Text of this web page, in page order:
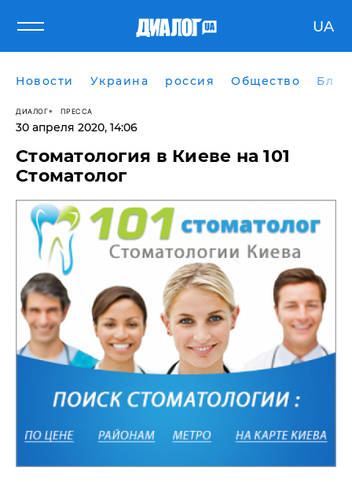
UA
Новости Украина россия Общество
ДИАЛОГ ПРЕССА
30 апреля 2020, 14:06
Стоматология в Киеве на 101
Стоматолог